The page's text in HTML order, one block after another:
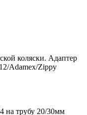
коляски. Адаптер
Adamex/Zippy